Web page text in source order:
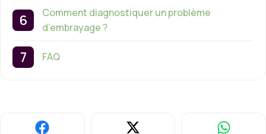
Comment diagnostiquer un problème
d’embrayage ?
FAQ